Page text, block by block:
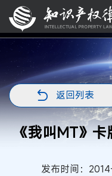
返回列表
《我叫MT》卡
发布时间：